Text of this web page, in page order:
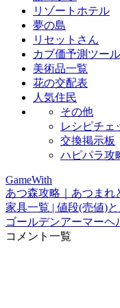
リゾートホテル
夢の島
リセットさん
カブ価予測ツール
美術品一覧
花の交配表
人気住民
その他
レシピチェ
交換掲示板
ハピパラ攻
GameWith
あつ森攻略｜あつまれ
家具一覧 | 値段(売値)
ゴールデンアーマー
コメント一覧